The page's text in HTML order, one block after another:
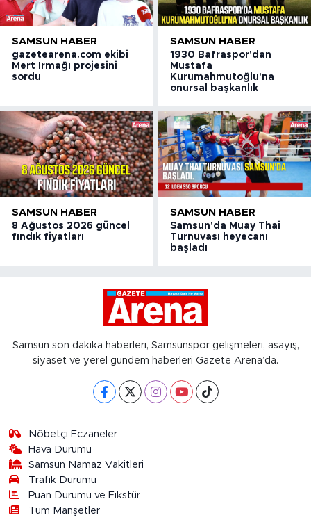
SAMSUN HABER
gazetearena.com ekibi
Mert Irmağı projesini
sordu
SAMSUN HABER
1930 Bafraspor'dan
Mustafa
Kurumahmutoğlu'na
onursal başkanlık
SAMSUN HABER
8 Ağustos 2026 güncel
fındık fiyatları
SAMSUN HABER
Samsun'da Muay Thai
Turnuvası heyecanı
başladı
Samsun son dakika haberleri, Samsunspor gelişmeleri, asayiş,
siyaset ve yerel gündem haberleri Gazete Arena’da.
Nöbetçi Eczaneler
Hava Durumu
Samsun Namaz Vakitleri
Trafik Durumu
Puan Durumu ve Fikstür
Tüm Manşetler